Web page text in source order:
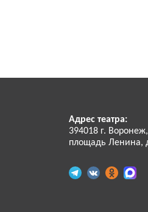
Адрес театра:
394018 г. Воронеж,
площадь Ленина,